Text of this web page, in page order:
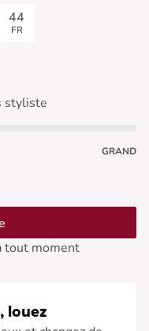
44
FR
styliste
GRAND
tout moment
louez